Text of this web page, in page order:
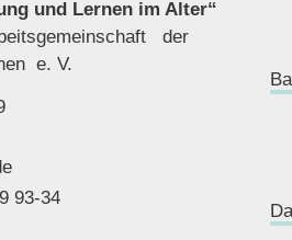
und Lernen im Alter“
der
e. V.
93-34